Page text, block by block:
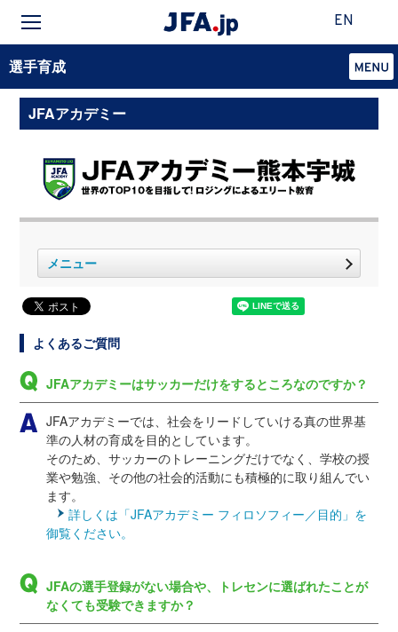
EN
選手育成
JFAアカデミー
メニュー
よくあるご質問
JFAアカデミーはサッカーだけをするところなのですか？
JFAアカデミーでは、社会をリードしていける真の世界基
準の人材の育成を目的としています。
そのため、サッカーのトレーニングだけでなく、学校の授
業や勉強、その他の社会的活動にも積極的に取り組んでい
ます。
詳しくは「JFAアカデミー フィロソフィー／目的」を
御覧ください。
JFAの選手登録がない場合や、トレセンに選ばれたことが
なくても受験できますか？